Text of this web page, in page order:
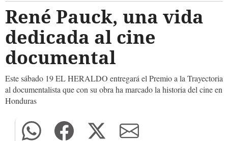
René Pauck, una vida
dedicada al cine
documental
Este sábado 19 EL HERALDO entregará el Premio a la Trayectoria
al documentalista que con su obra ha marcado la historia del cine en
Honduras